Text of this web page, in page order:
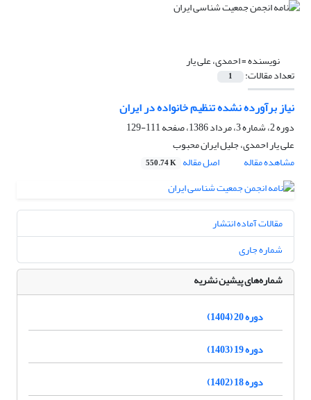
نویسنده =احمدی، علی یار
تعداد مقالات: 1
نیاز برآورده نشده تنظیم خانواده در ایران
دوره 2، شماره 3، مرداد 1386، صفحه
111-129
علی یار احمدی، جلیل ایران محبوب
مشاهده مقاله
اصل مقاله 550.74 K
مقالات آماده انتشار
شماره جاری
شماره‌های پیشین نشریه
دوره 20 (1404)
دوره 19 (1403)
دوره 18 (1402)